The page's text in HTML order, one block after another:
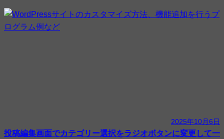
2025年10月6日
投稿編集画面でカテゴリー選択をラジオボタンに変更して一